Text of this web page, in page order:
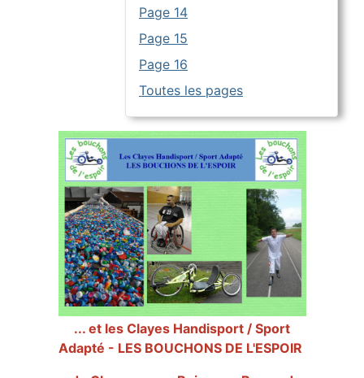
Page 14
Page 15
Page 16
Toutes les pages
... et les Clayes Handisport / Sport
Adapté - LES BOUCHONS DE L'ESPOIR